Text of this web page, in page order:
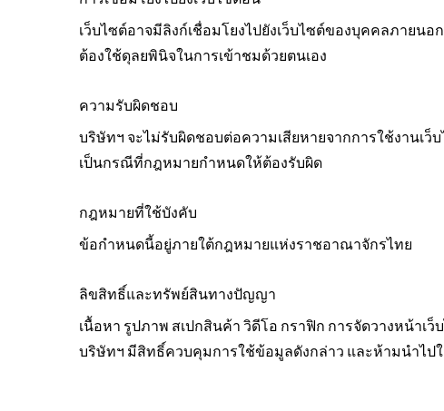
เว็บไซต์อาจมีลิงก์เชื่อมโยงไปยังเว็บไซต์ของบุคคลภาย
ต้องใช้ดุลยพินิจในการเข้าชมด้วยตนเอง
ความรับผิดชอบ
บริษัทฯ จะไม่รับผิดชอบต่อความเสียหายจากการใช้งานเ
เป็นกรณีที่กฎหมายกำหนดให้ต้องรับผิด
กฎหมายที่ใช้บังคับ
ข้อกำหนดนี้อยู่ภายใต้กฎหมายแห่งราชอาณาจักรไทย
ลิขสิทธิ์และทรัพย์สินทางปัญญา
เนื้อหา รูปภาพ สเปกสินค้า วิดีโอ กราฟิก การจัดวางหน้
บริษัทฯ มีสิทธิ์ควบคุมการใช้ข้อมูลดังกล่าว และห้ามนำไ